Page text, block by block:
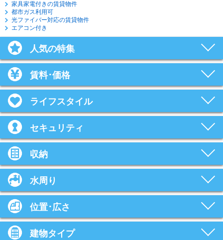
家具家電付きの賃貸物件
都市ガス利用可
光ファイバー対応の賃貸物件
エアコン付き
人気の特集
賃料･価格
ライフスタイル
セキュリティ
収納
水周り
位置･広さ
建物タイプ